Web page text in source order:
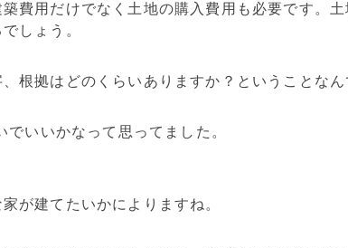
費用だけでなく土地の購入費用も必要です。
しょう。
根拠はどのくらいありますか？ということなん
いいかなって思ってました。
が建てたいかによりますね。